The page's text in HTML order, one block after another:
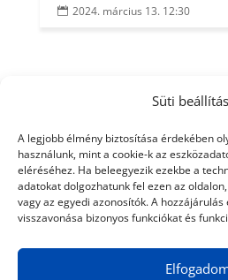
Süti
A legjobb élmény biztosítása érdekében
használunk, mint a cookie-k az
eléréséhez. Ha beleegyezik ezekbe a
adatokat dolgozhatunk fel ezen az
vagy az egyedi azonosítók. A
visszavonása bizonyos funkciókat és
 2024. március 13. 12:30